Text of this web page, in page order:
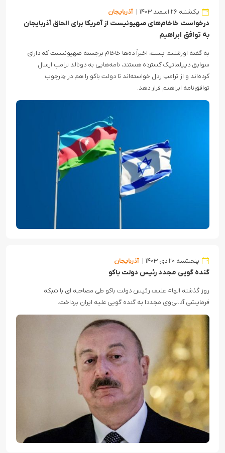
یکشنبه ۲۶ اسفند ۱۴۰۳ آذربایجان
درخواست خاخام‌های صهیونیست از آمریکا برای الحاق آذربایجان
به توافق ابراهیم
به گفته اورشلیم پست، اخیراً ده‌ها خاخام برجسته صهیونیست که دارای
سوابق دیپلماتیک گسترده هستند، نامه‌هایی به دونالد ترامپ ارسال
کرده‌اند و از ترامپ رذل خواسته‌اند تا دولت باکو را هم در چارچوب
توافق‌نامه ابراهیم قرار دهد.
پنجشنبه ۲۰ دی ۱۴۰۳ آذربایجان
گنده گویی مجدد رئیس دولت باکو
روز گذشته الهام علیف رئیس دولت باکو طی مصاحبه ای با شبکه
فرمایشی آذ.تی‌وی مجددا به گنده گویی علیه ایران پرداخت.